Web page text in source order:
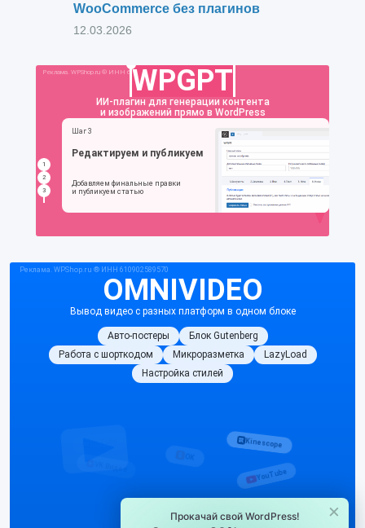
WooCommerce без плагинов
12.03.2026
×
Прокачай свой WordPress!